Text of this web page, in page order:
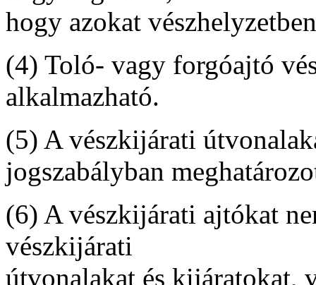
hogy azokat
(4) Toló- vagy forgóajtó
alkalmazható.
(5) A vészkijárati
jogszabályban
(6) A vészkijárati ajtókat
vészkijárati
útvonalakat és kijáratokat,